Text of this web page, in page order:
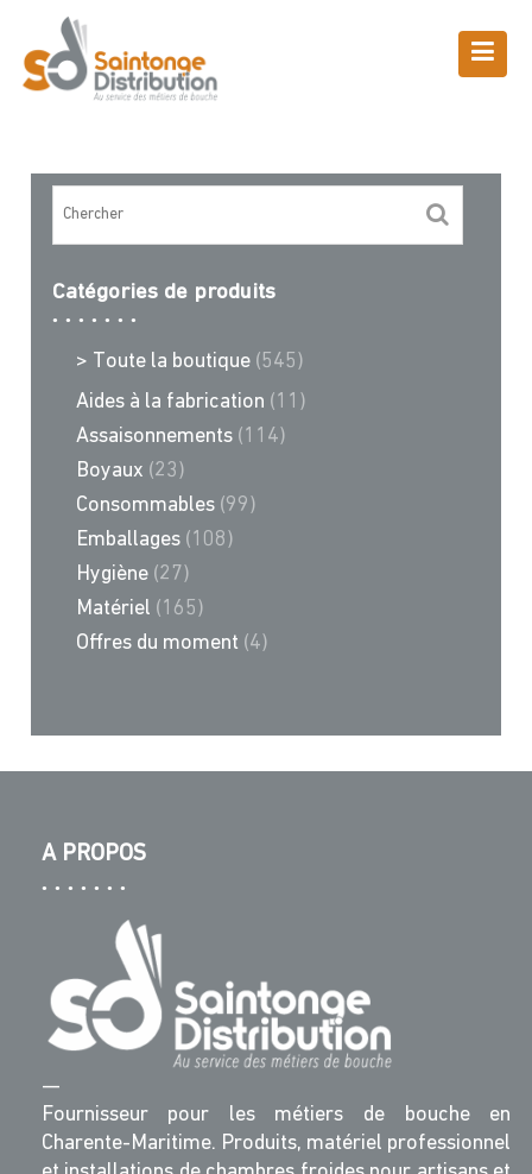
content
Boutique
Catégories de produits
> Toute la boutique (545)
Aides à la fabrication (11)
Assaisonnements (114)
Boyaux (23)
Consommables (99)
Emballages (108)
Hygiène (27)
Matériel (165)
Offres du moment (4)
A PROPOS
—
Fournisseur pour les métiers de bouche en
Charente-Maritime. Produits, matériel professionnel